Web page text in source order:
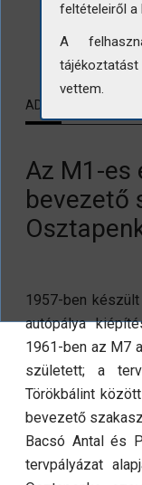
ADATLAP
Az M1-es
bevezető
1957-ben
autópálya
1961-ben az M7
született; a
Törökbálint
bevezető
Bacsó Antal és
tervpályázat
feltételeiről a
A
vettem.